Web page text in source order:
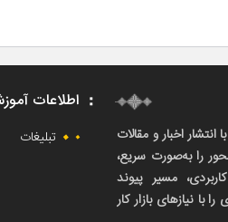
مجله آموزشی آکادمی علمی EAedu از سال ۱۳۸۱ با انتشار اخبار و مقالات
را به‌صورت سریع،
مسیر پیوند
با نیازهای بازار کار
اطلاعات
تبلیغات